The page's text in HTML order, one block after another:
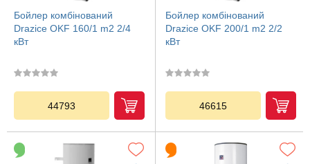
Бойлер комбінований
Drazice OKF 160/1 m2 2/4
кВт
44793
Бойлер комбінований
Drazice OKF 200/1 m2 2/2
кВт
46615